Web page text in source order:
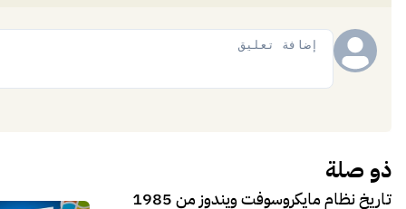
ذو صلة
تاريخ نظام مايكروسوفت ويندوز من 1985